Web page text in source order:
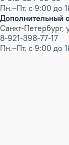
Пн.–Пт. с 9:00 до
Дополнительный
Санкт-Петербург,
8-921-398-77-17
Пн.–Пт. с 9:00 до